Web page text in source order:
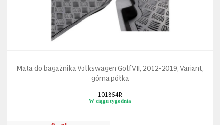
Mata do bagażnika Volkswagen Golf VII, 2012-2019, Variant,
górna półka
101864R
W ciągu tygodnia